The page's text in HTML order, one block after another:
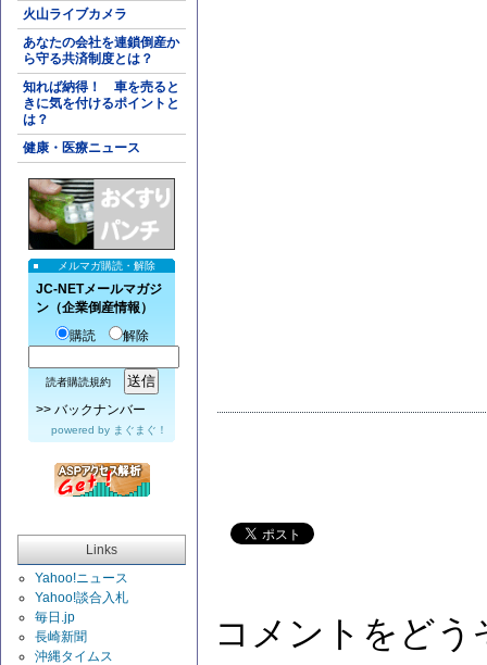
火山ライブカメラ
あなたの会社を連鎖倒産か
ら守る共済制度とは？
知れば納得！ 車を売ると
きに気を付けるポイントと
は？
健康・医療ニュース
メルマガ購読・解除
JC-NETメールマガジ
ン（企業倒産情報）
購読
解除
読者購読規約
>> バックナンバー
powered by まぐまぐ！
Links
Yahoo!ニュース
Yahoo!談合入札
毎日.jp
長崎新聞
沖縄タイムス
コメントをどう